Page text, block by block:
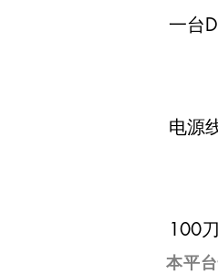
一台
电源
100
本平